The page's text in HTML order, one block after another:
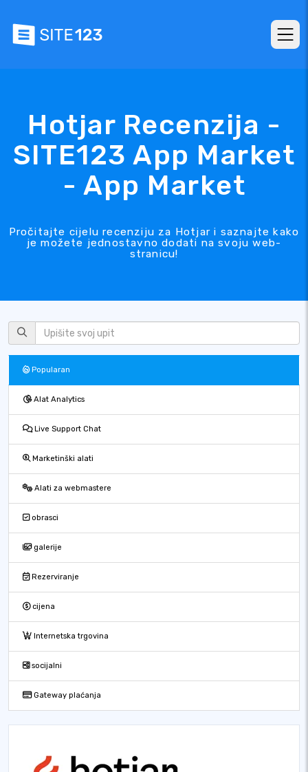
Hotjar Recenzija -
SITE123 App Market
- App Market
Pročitajte cijelu recenziju za Hotjar i saznajte kako
je možete jednostavno dodati na svoju web-
stranicu!
Popularan
Alat Analytics
Live Support Chat
Marketinški alati
Alati za webmastere
obrasci
galerije
Rezerviranje
cijena
Internetska trgovina
socijalni
Gateway plaćanja